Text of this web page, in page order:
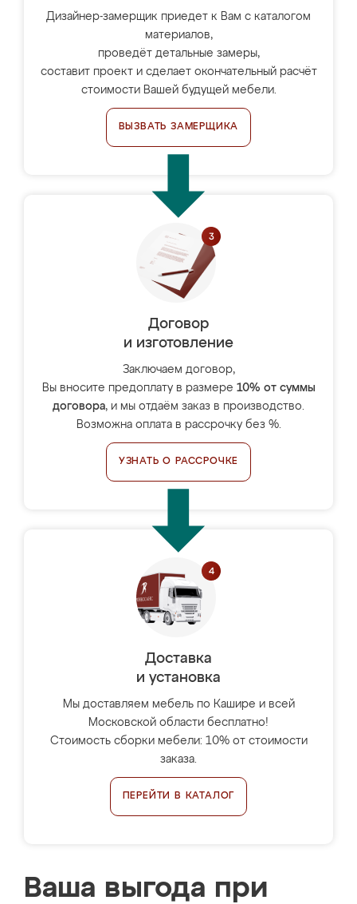
Дизайнер-замерщик приедет к Вам с каталогом
материалов,
проведёт детальные замеры,
составит проект и сделает окончательный расчёт
стоимости Вашей будущей мебели.
ВЫЗВАТЬ ЗАМЕРЩИКА
Договор
и изготовление
Заключаем договор,
Вы вносите предоплату в размере 10% от суммы
договора, и мы отдаём заказ в производство.
Возможна оплата в рассрочку без %.
УЗНАТЬ О РАССРОЧКЕ
Доставка
и установка
Мы доставляем мебель по Кашире и всей
Московской области бесплатно!
Стоимость сборки мебели: 10% от стоимости
заказа.
ПЕРЕЙТИ В КАТАЛОГ
Ваша выгода при